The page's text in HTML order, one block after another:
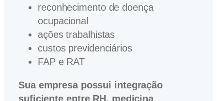
reconhecimento de doença
ocupacional
ações trabalhistas
custos previdenciários
FAP e RAT
Sua empresa possui integração
suficiente entre RH, medicina